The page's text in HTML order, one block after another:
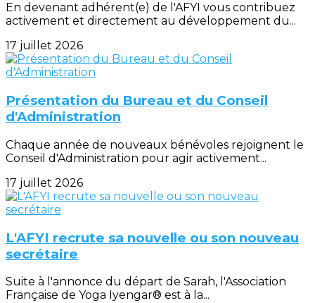
En devenant adhérent(e) de l'AFYI vous contribuez
activement et directement au développement du...
17 juillet 2026
Présentation du Bureau et du Conseil
d'Administration
Chaque année de nouveaux bénévoles rejoignent le
Conseil d'Administration pour agir activement...
17 juillet 2026
L'AFYI recrute sa nouvelle ou son nouveau
secrétaire
Suite à l'annonce du départ de Sarah, l'Association
Française de Yoga Iyengar® est à la...